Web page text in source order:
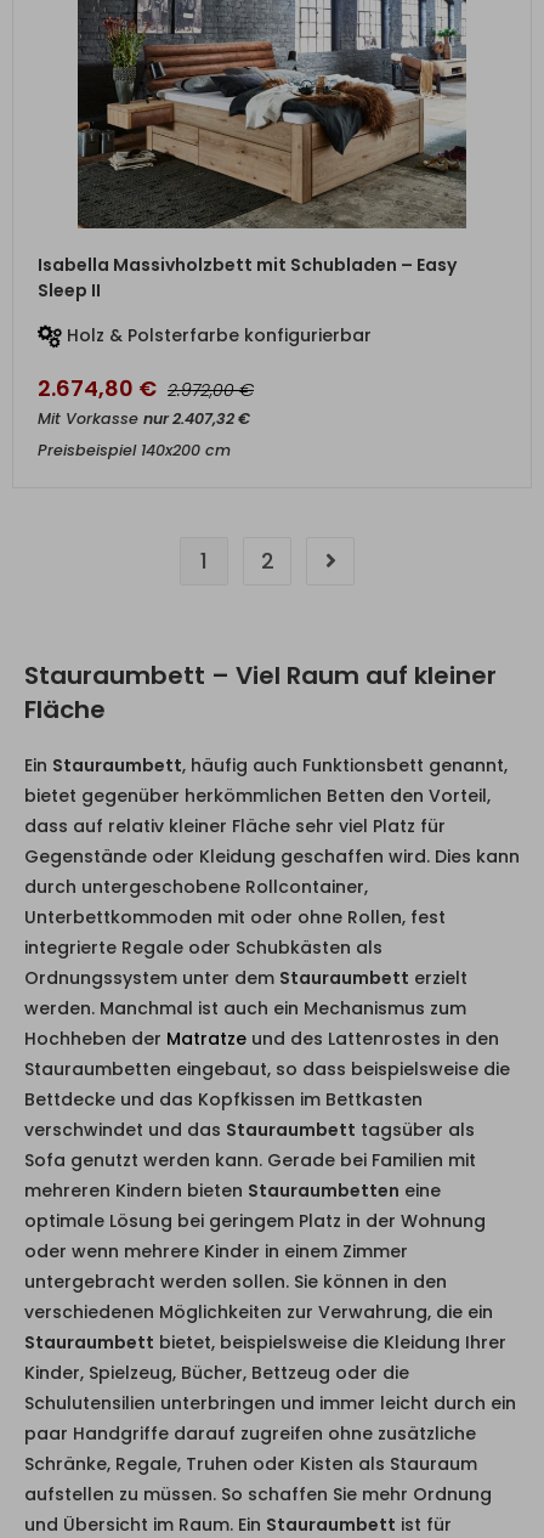
ZUM PRODUKT
Isabella Massivholzbett mit Schubladen – Easy
Sleep II
Holz & Polsterfarbe konfigurierbar
2.674,80 € 2.972,00€
Mit Vorkasse nur2.407,32€
Preisbeispiel 140x200 cm
1 2
Stauraumbett – Viel Raum auf kleiner
Fläche
Ein Stauraumbett, häufig auch Funktionsbett genannt,
bietet gegenüber herkömmlichen Betten den Vorteil,
dass auf relativ kleiner Fläche sehr viel Platz für
Gegenstände oder Kleidung geschaffen wird. Dies kann
durch untergeschobene Rollcontainer,
Unterbettkommoden mit oder ohne Rollen, fest
integrierte Regale oder Schubkästen als
Ordnungssystem unter dem Stauraumbett erzielt
werden. Manchmal ist auch ein Mechanismus zum
Hochheben der Matratze und des Lattenrostes in den
Stauraumbetten eingebaut, so dass beispielsweise die
Bettdecke und das Kopfkissen im Bettkasten
verschwindet und das Stauraumbett tagsüber als
Sofa genutzt werden kann. Gerade bei Familien mit
mehreren Kindern bieten Stauraumbetten eine
optimale Lösung bei geringem Platz in der Wohnung
oder wenn mehrere Kinder in einem Zimmer
untergebracht werden sollen. Sie können in den
verschiedenen Möglichkeiten zur Verwahrung, die ein
Stauraumbett bietet, beispielsweise die Kleidung Ihrer
Kinder, Spielzeug, Bücher, Bettzeug oder die
Schulutensilien unterbringen und immer leicht durch ein
paar Handgriffe darauf zugreifen ohne zusätzliche
Schränke, Regale, Truhen oder Kisten als Stauraum
aufstellen zu müssen. So schaffen Sie mehr Ordnung
und Übersicht im Raum. Ein Stauraumbett ist für